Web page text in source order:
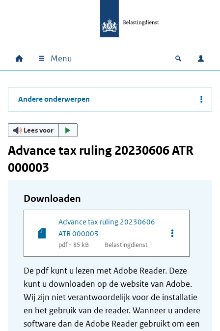
Hoofdnavigatie
Home Menu Open
Andere onderwerpen
Lees voor
Advance tax ruling 20230606 ATR
000003
Downloaden
Advance tax ruling 20230606
ATR 000003
pdf - 85 kB Belastingdienst
Opties van
De pdf kunt u lezen met Adobe Reader. Deze
kunt u downloaden op de website van Adobe.
Wij zijn niet verantwoordelijk voor de installatie
en het gebruik van de reader. Wanneer u andere
software dan de Adobe Reader gebruikt om een